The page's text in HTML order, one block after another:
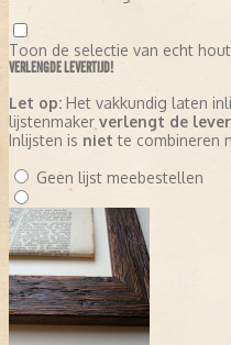
Toon de selectie van echt
VERLENGDE LEVERTIJD!
Let op: Het vakkundig laten
lijstenmaker verlengt de
Inlijsten is niet te combineren
Geen lijst meebestellen